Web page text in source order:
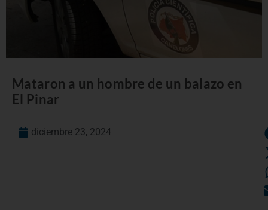
Mataron a un hombre de un balazo en
El Pinar
diciembre 23, 2024